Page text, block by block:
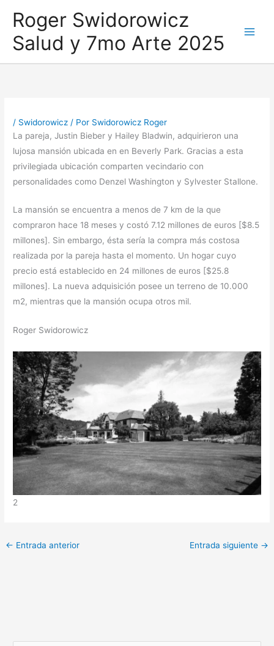
contenido
Roger Swidorowicz
Salud y 7mo Arte 2025
/ Swidorowicz / Por Swidorowicz Roger
La pareja, Justin Bieber y Hailey Bladwin, adquirieron una
lujosa mansión ubicada en en Beverly Park. Gracias a esta
privilegiada ubicación comparten vecindario con
personalidades como Denzel Washington y Sylvester Stallone.
La mansión se encuentra a menos de 7 km de la que
compraron hace 18 meses y costó 7.12 millones de euros [$8.5
millones]. Sin embargo, ésta sería la compra más costosa
realizada por la pareja hasta el momento. Un hogar cuyo
precio está establecido en 24 millones de euros [$25.8
millones]. La nueva adquisición posee un terreno de 10.000
m2, mientras que la mansión ocupa otros mil.
Roger Swidorowicz
2
← Entrada anterior Entrada siguiente →